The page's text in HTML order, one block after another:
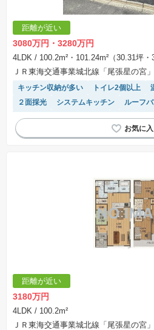
距離が近い
3080万円・3280万円
4LDK / 100.2m²・101.24m²（30.31坪・
ＪＲ東海交通事業城北線「尾張星の宮
キッチン収納が多い トイレ2個以上
２面採光
システムキッチン
ルーフ
モニター付きインターホン
対面キッチ
距離が近い
3180万円
4LDK / 100.2m²
ＪＲ東海交通事業城北線「尾張星の宮